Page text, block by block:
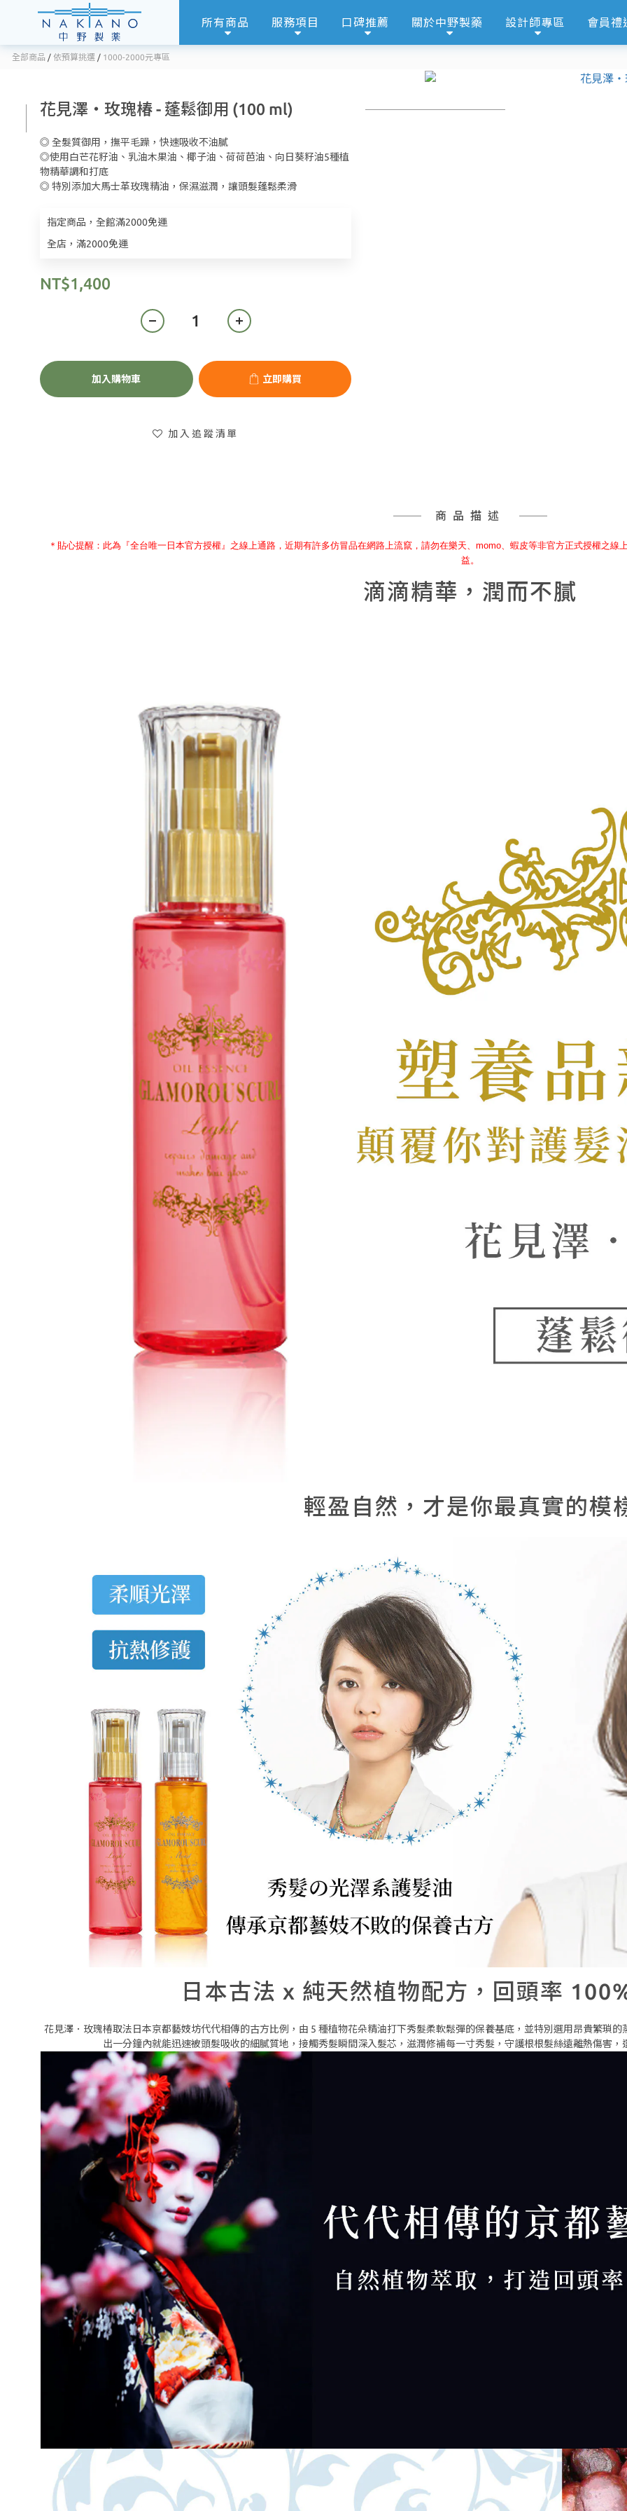
所有商品 服務項目 口碑推薦 關於中野製藥 設計師專區 會員禮
全部商品 / 依預算挑選 / 1000-2000元專區
花見澤‧玫瑰椿 - 蓬鬆御用 (100 ml)
◎ 全髮質御用，撫平毛躁，快速吸收不油膩
◎使用白芒花籽油、乳油木果油、椰子油、荷荷芭油、向日葵籽油5種植
物精華調和打底
◎ 特別添加大馬士革玫瑰精油，保濕滋潤，讓頭髮蓬鬆柔滑
指定商品，全館滿2000免運
全店，滿2000免運
NT$1,400
加入購物車 立即購買
加入追蹤清單
商品描述
＊貼心提醒：此為 『全台唯一日本官方授權』之線上通路，近期有許多仿冒品在網路上流竄，請勿在樂天、momo、蝦皮等非官方正式授權之
益。
滴滴精華，潤而不膩
輕盈自然，才是你最真實的模
日本古法 x 純天然植物配方，回頭率
花見澤．玫瑰椿取法日本京都藝妓坊代代相傳的古方比例，由 5 種植物花朵精油打下秀髮柔軟鬆彈的保養基底，並特別選用昂貴繁瑣
出一分鐘內就能迅速被頭髮吸收的細膩質地，接觸秀髮瞬間深入髮芯，滋潤修補每一寸秀髮，守護根根髮絲遠離熱傷害